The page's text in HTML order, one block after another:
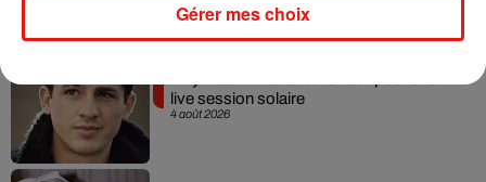
4 août 2026
live session solaire
Gérer mes choix